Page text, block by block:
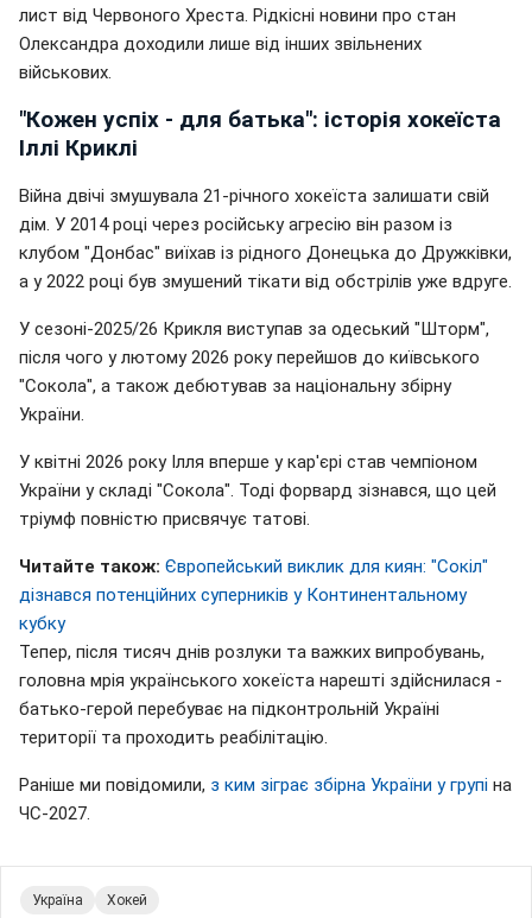
лист від Червоного Хреста. Рідкісні новини про стан
Олександра доходили лише від інших звільнених
військових.
"Кожен успіх - для батька": історія хокеїста
Іллі Криклі
Війна двічі змушувала 21-річного хокеїста залишати свій
дім. У 2014 році через російську агресію він разом із
клубом "Донбас" виїхав із рідного Донецька до Дружківки,
а у 2022 році був змушений тікати від обстрілів уже вдруге.
У сезоні-2025/26 Крикля виступав за одеський "Шторм",
після чого у лютому 2026 року перейшов до київського
"Сокола", а також дебютував за національну збірну
України.
У квітні 2026 року Ілля вперше у кар'єрі став чемпіоном
України у складі "Сокола". Тоді форвард зізнався, що цей
тріумф повністю присвячує татові.
Читайте також: Європейський виклик для киян: "Сокіл"
дізнався потенційних суперників у Континентальному
кубку
Тепер, після тисяч днів розлуки та важких випробувань,
головна мрія українського хокеїста нарешті здійснилася -
батько-герой перебуває на підконтрольній Україні
території та проходить реабілітацію.
Раніше ми повідомили, з ким зіграє збірна України у групі на
ЧС-2027.
Україна Хокей